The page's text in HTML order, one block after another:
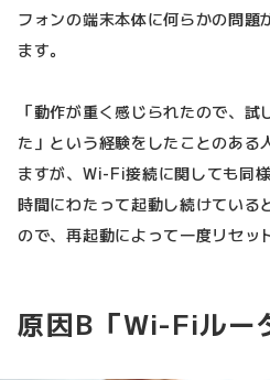
フォンの端末本体に何らかの問題
ます。
「動作が重く感じられたので、
た」という経験をしたことのある
ますが、Wi-Fi接続に関しても同
時間にわたって起動し続けている
ので、再起動によって一度リセッ
原因B「Wi-Fiルー